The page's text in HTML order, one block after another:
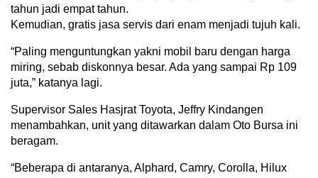
tahun jadi empat tahun.
Kemudian, gratis jasa servis dari enam menjadi tujuh kali.
“Paling menguntungkan yakni mobil baru dengan harga
miring, sebab diskonnya besar. Ada yang sampai Rp 109
juta,” katanya lagi.
Supervisor Sales Hasjrat Toyota, Jeffry Kindangen
menambahkan, unit yang ditawarkan dalam Oto Bursa ini
beragam.
“Beberapa di antaranya, Alphard, Camry, Corolla, Hilux